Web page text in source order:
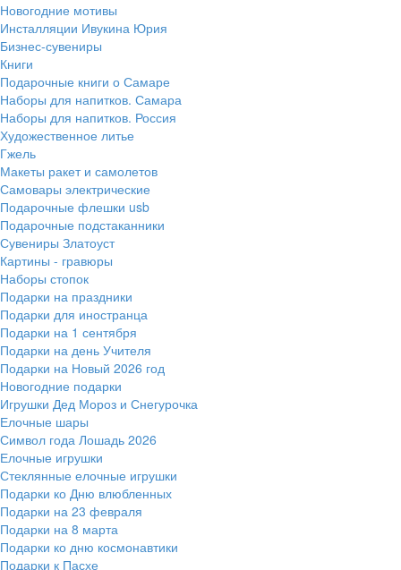
Новогодние мотивы
Инсталляции Ивукина Юрия
Бизнес-сувениры
Книги
Подарочные книги о Самаре
Наборы для напитков. Самара
Наборы для напитков. Россия
Художественное литье
Гжель
Макеты ракет и самолетов
Самовары электрические
Подарочные флешки usb
Подарочные подстаканники
Сувениры Златоуст
Картины - гравюры
Наборы стопок
Подарки на праздники
Подарки для иностранца
Подарки на 1 сентября
Подарки на день Учителя
Подарки на Новый 2026 год
Новогодние подарки
Игрушки Дед Мороз и Снегурочка
Елочные шары
Символ года Лошадь 2026
Елочные игрушки
Стеклянные елочные игрушки
Подарки ко Дню влюбленных
Подарки на 23 февраля
Подарки на 8 марта
Подарки ко дню космонавтики
Подарки к Пасхе